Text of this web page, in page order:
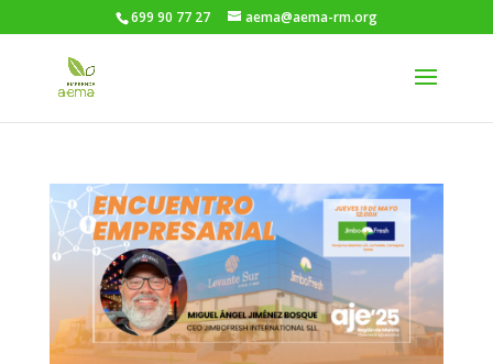
699 90 77 27 aema@aema-rm.org